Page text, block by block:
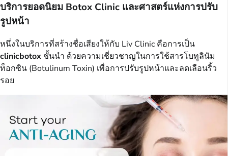
บริการยอดนิยม Botox Clinic และศาสตร์แห่งการปรับ
รูปหน้า
หนึ่งในบริการที่สร้างชื่อเสียงให้กับ Liv Clinic คือการเป็น
clinicbotox ชั้นนำ ด้วยความเชี่ยวชาญในการใช้สารโบทูลินัม
ท็อกซิน (Botulinum Toxin) เพื่อการปรับรูปหน้าและลดเลือนริ้ว
รอย